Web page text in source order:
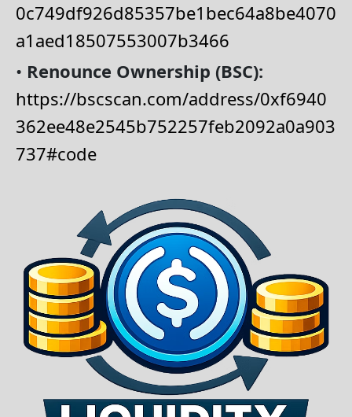
0c749df926d85357be1bec64a8be4070
a1aed18507553007b3466
• Renounce Ownership (BSC):
https://bscscan.com/address/0xf6940
362ee48e2545b752257feb2092a0a903
737#code